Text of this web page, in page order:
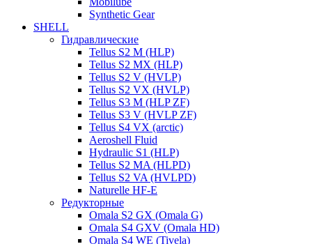
Synthetic Gear
SHELL
Гидравлические
Tellus S2 M (HLP)
Tellus S2 MХ (HLP)
Tellus S2 V (HVLP)
Tellus S2 VX (HVLP)
Tellus S3 M (HLP ZF)
Tellus S3 V (HVLP ZF)
Tellus S4 VX (arctic)
Aeroshell Fluid
Hydraulic S1 (HLP)
Tellus S2 MA (HLPD)
Tellus S2 VA (HVLPD)
Naturelle HF-E
Редукторные
Omala S2 GX (Omala G)
Omala S4 GXV (Omala HD)
Omala S4 WE (Tivela)